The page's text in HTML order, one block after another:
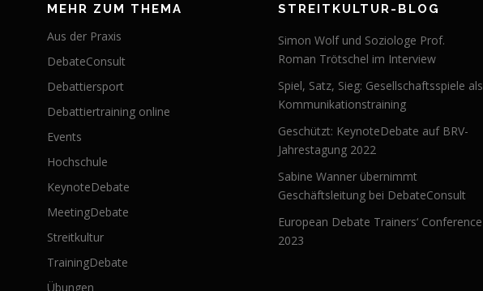
MEHR ZUM THEMA
Aus der Praxis
DebateConsult
Debattiersport
Debattiertraining online
Events
Hochschule
KeynoteDebate
MeetingDebate
Streitkultur
TrainingDebate
Übungen
STREITKULTUR-BLOG
Simon Wolf und Soziologe Prof.
Roman Trötschel im Interview
Spiel, Satz, Sieg: Gesellschaftsspiele als
Kommunikationstraining
Geschützt: KeynoteDebate auf BRV-
Jahrestagung 2022
Sabine Wanner übernimmt
Geschäftsleitung bei DebateConsult
European Debate Trainers‘ Conference
2023